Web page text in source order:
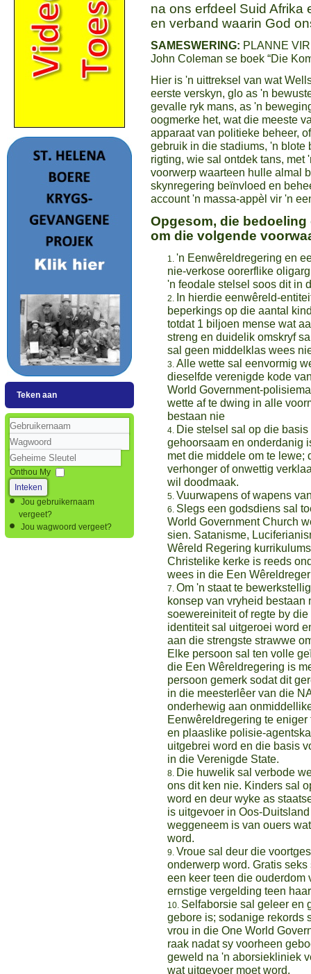
Teken aan
Gebruikernaam
Wagwoord
Geheime
Sleutel
Onthou My
Inteken
Jou gebruikernaam
vergeet?
Jou wagwoord vergeet?
na ons erfdeel Suid Afrika
en verband waarin God
SAMESWERING: PLANNE
John Coleman se boek “Die
Hier is 'n uittreksel van wat
eerste verskyn, glo as 'n
gevalle ryk mans, as 'n
oogmerke het, wat die meeste
apparaat van politieke beheer,
gebruik in die stadiums, 'n blote
rigting, wie sal ontdek tans,
voorwerp waarteen hulle almal
skynregering beïnvloed en
account 'n massa-appèl vir 'n
Opgesom, die
om die volgende
'n Eenwêreldregering en
nie-verkose oorerflike
'n feodale stelsel soos dit in
In hierdie eenwêreld-
beperkings op die aantal
totdat 1 biljoen mense wat
streng en duidelik omskryf
sal geen middelklas wees
Alle wette sal eenvormig
dieselfde verenigde kode
World Government-
wette af te dwing in alle
bestaan nie
Die stelsel sal op die
gehoorsaam en onderdanig
met die middele om te
verhonger of onwettig
wil doodmaak.
Vuurwapens of wapens
Slegs een godsdiens sal
World Government Church
sien. Satanisme,
Wêreld Regering
Christelike kerke is reeds
wees in die Een
Om 'n staat te
konsep van vryheid
soewereiniteit of regte by
identiteit sal uitgeroei word
aan die strengste strawwe
Elke persoon sal ten volle
die Een Wêreldregering is
persoon gemerk sodat dit
in die meesterlêer van die
onderhewig aan
Eenwêreldregering te
en plaaslike polisie-
uitgebrei word en die basis
in die Verenigde State.
Die huwelik sal verbode
ons dit ken nie. Kinders sal
word en deur wyke as
is uitgevoer in Oos-
weggeneem is van ouers
word.
Vroue sal deur die
onderwerp word. Gratis
een keer teen die ouderdom
ernstige vergelding teen
Selfaborsie sal geleer en
gebore is; sodanige rekords
vrou in die One World
raak nadat sy voorheen
geweld na 'n aborsiekliniek
wat uitgevoer moet word.